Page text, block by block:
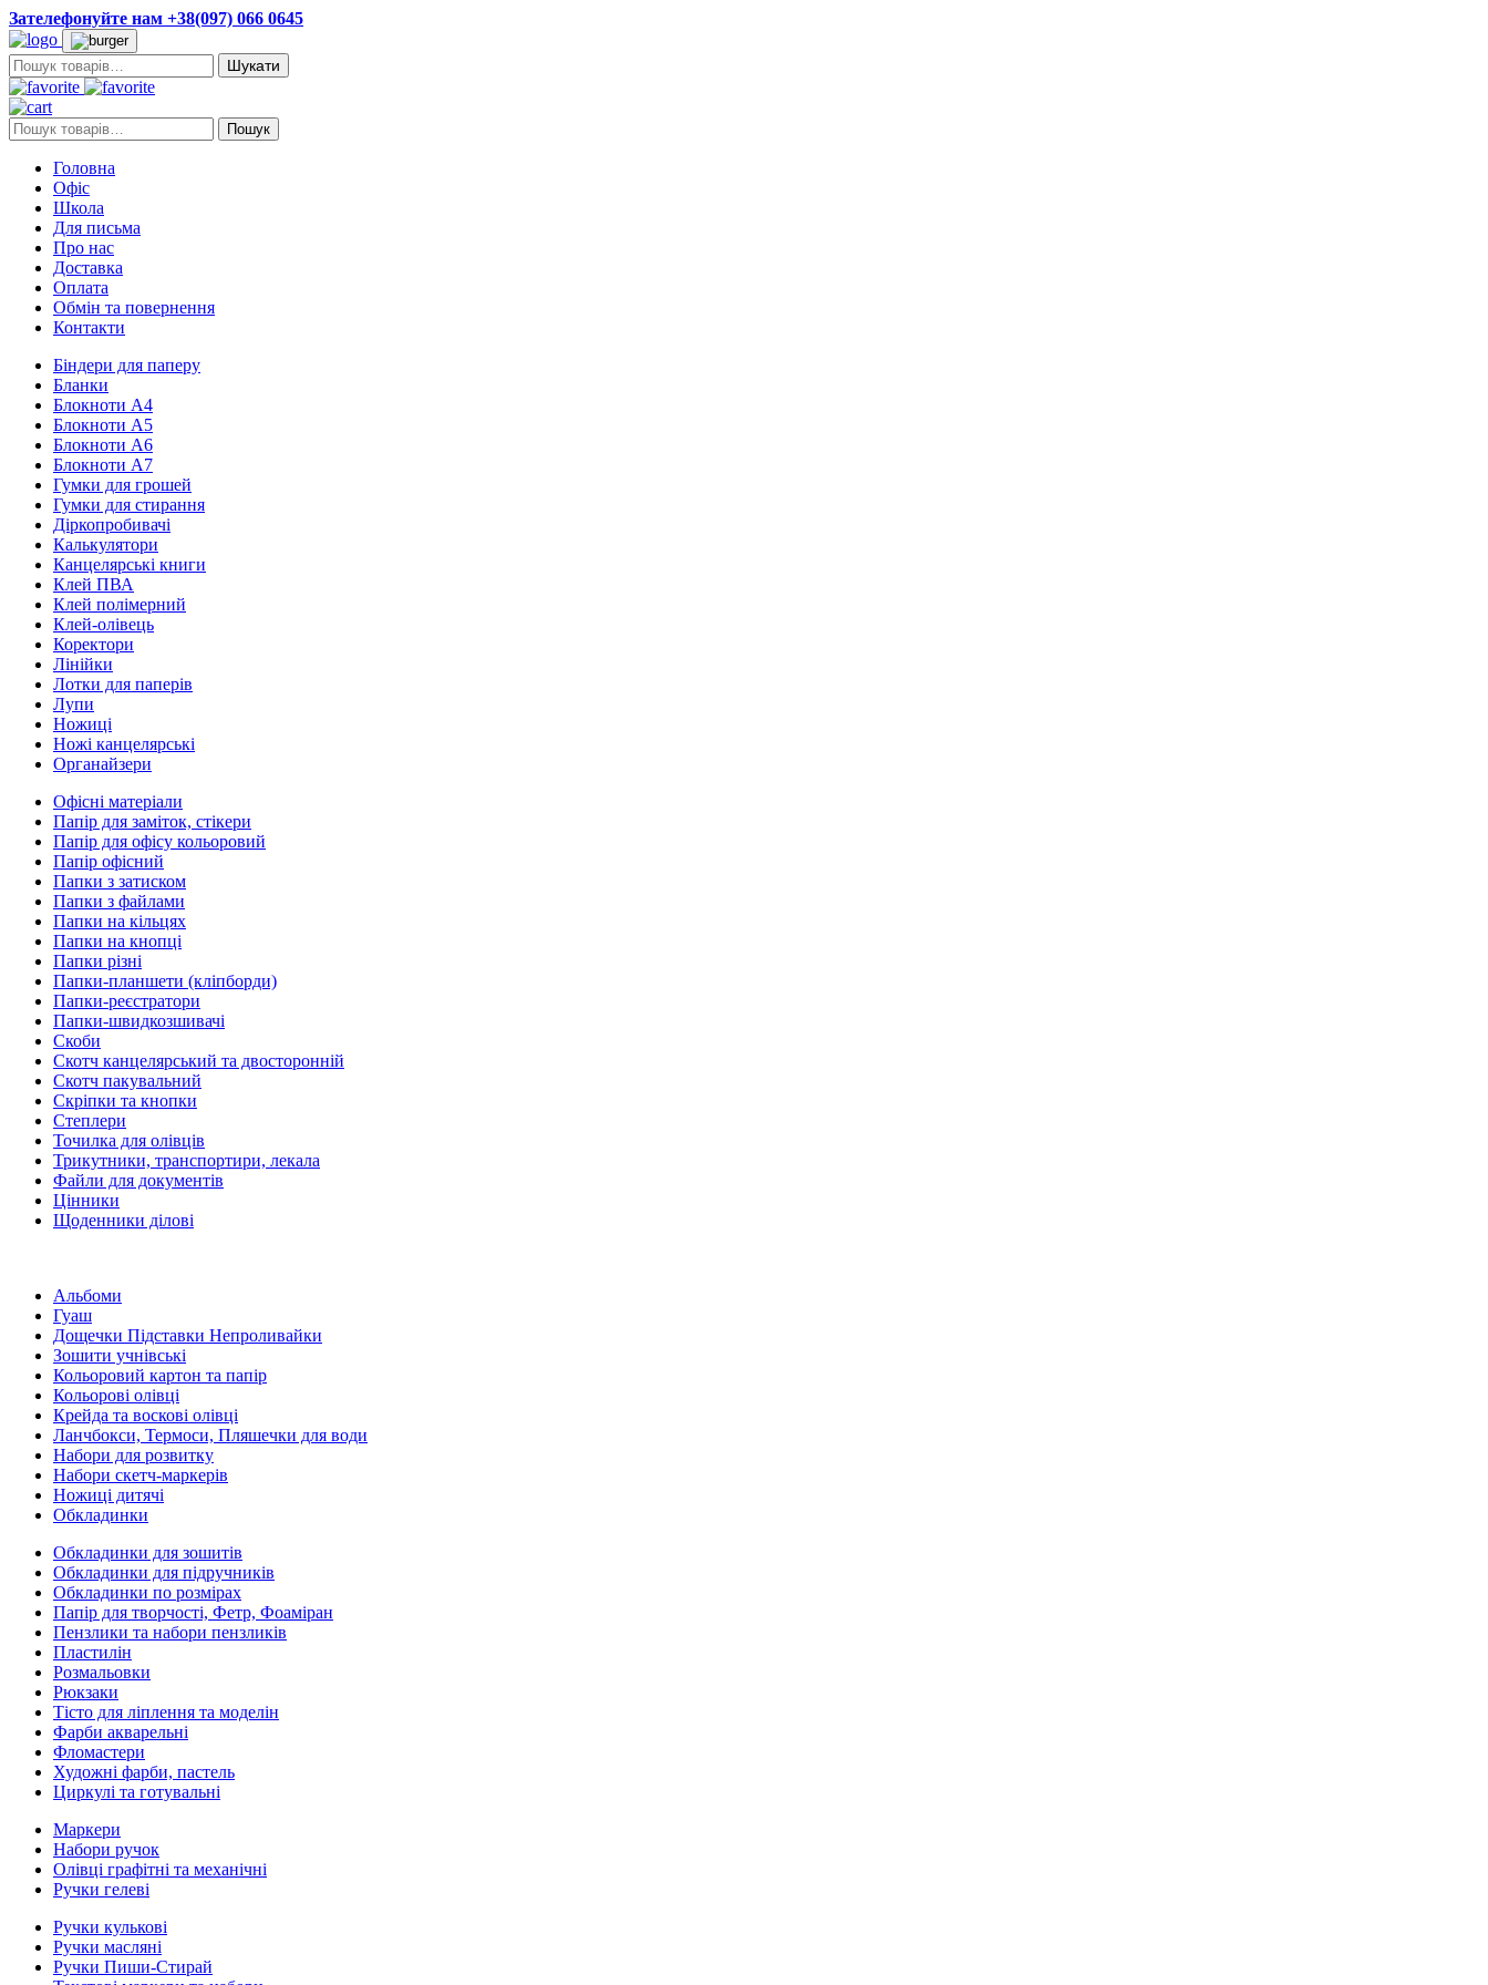
Зателефонуйте нам +38(097) 066 0645
Пошук:
Пошук: Пошук
Головна
Офіс
Школа
Для письма
Про нас
Доставка
Оплата
Обмін та повернення
Контакти
Біндери для паперу
Бланки
Блокноти А4
Блокноти А5
Блокноти А6
Блокноти А7
Гумки для грошей
Гумки для стирання
Діркопробивачі
Калькулятори
Канцелярські книги
Клей ПВА
Клей полімерний
Клей-олівець
Коректори
Лінійки
Лотки для паперів
Лупи
Ножиці
Ножі канцелярські
Органайзери
Офісні матеріали
Папір для заміток, стікери
Папір для офісу кольоровий
Папір офісний
Папки з затиском
Папки з файлами
Папки на кільцях
Папки на кнопці
Папки різні
Папки-планшети (кліпборди)
Папки-реєстратори
Папки-швидкозшивачі
Скоби
Скотч канцелярський та двосторонній
Скотч пакувальний
Скріпки та кнопки
Степлери
Точилка для олівців
Трикутники, транспортири, лекала
Файли для документів
Цінники
Щоденники ділові
Альбоми
Гуаш
Дощечки Підставки Непроливайки
Зошити учнівські
Кольоровий картон та папір
Кольорові олівці
Крейда та воскові олівці
Ланчбокси, Термоси, Пляшечки для води
Набори для розвитку
Набори скетч-маркерів
Ножиці дитячі
Обкладинки
Обкладинки для зошитів
Обкладинки для підручників
Обкладинки по розмірах
Папір для творчості, Фетр, Фоаміран
Пензлики та набори пензликів
Пластилін
Розмальовки
Рюкзаки
Тісто для ліплення та моделін
Фарби акварельні
Фломастери
Художні фарби, пастель
Циркулі та готувальні
Маркери
Набори ручок
Олівці графітні та механічні
Ручки гелеві
Ручки кулькові
Ручки масляні
Ручки Пиши-Стирай